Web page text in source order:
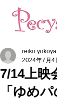
7/14上映
「ゆめ
reiko
2024年7月4